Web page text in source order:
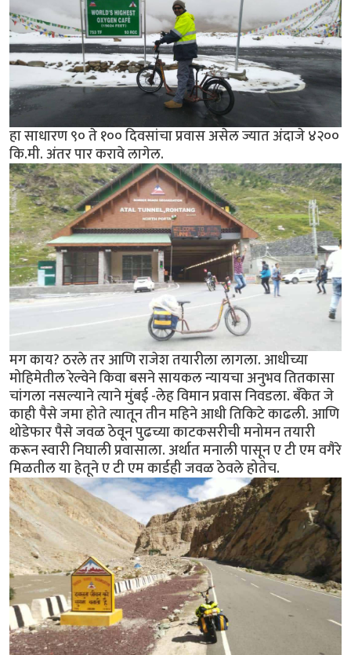
हा साधारण ९० ते १०० दिवसांचा प्रवास असेल ज्यात अंदाजे ४२००
कि.मी. अंतर पार करावे लागेल.
मग काय? ठरले तर आणि राजेश तयारीला लागला. आधीच्या
मोहिमेतील रेल्वेने किवा बसने सायकल न्यायचा अनुभव तितकासा
चांगला नसल्याने त्याने मुंबई -लेह विमान प्रवास निवडला. बँकेत जे
काही पैसे जमा होते त्यातून तीन महिने आधी तिकिटे काढली. आणि
थोडेफार पैसे जवळ ठेवून पुढच्या काटकसरीची मनोमन तयारी
करून स्वारी निघाली प्रवासाला. अर्थात मनाली पासून ए टी एम वगैरे
मिळतील या हेतूने ए टी एम कार्डही जवळ ठेवले होतेच.